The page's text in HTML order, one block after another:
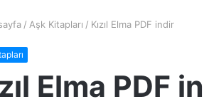
/ Aşk Kitapları / Kızıl Elma PDF indir
Elma PDF